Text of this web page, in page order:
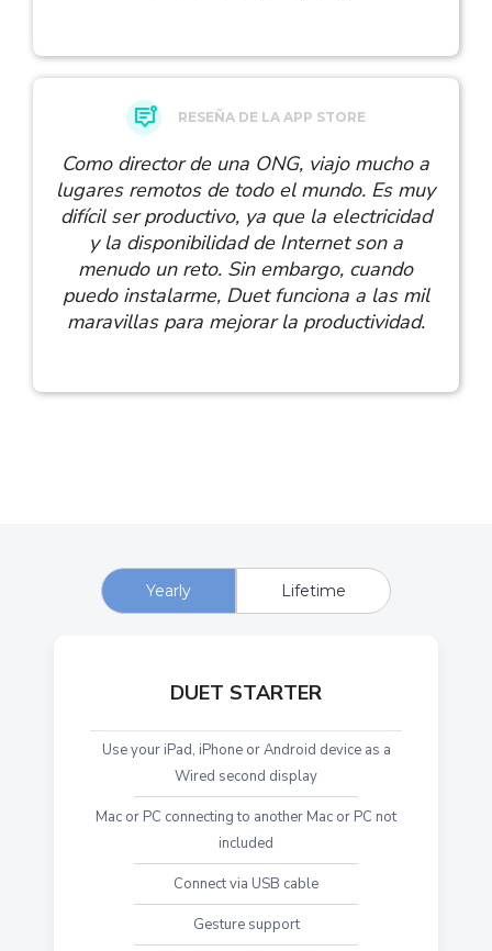
RESEÑA DE LA APP STORE
Como director de una ONG, viajo mucho a
lugares remotos de todo el mundo. Es muy
difícil ser productivo, ya que la electricidad
y la disponibilidad de Internet son a
menudo un reto. Sin embargo, cuando
puedo instalarme, Duet funciona a las mil
maravillas para mejorar la productividad.
Yearly Lifetime
DUET STARTER
Use your iPad, iPhone or Android device as a
Wired second display
Mac or PC connecting to another Mac or PC not
included
Connect via USB cable
Gesture support